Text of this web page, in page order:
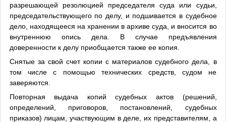
разрешающей резолюцией председателя суда или судьи,
председательствующего по делу, и подшивается в судебное
дело, находящееся на хранении в архиве суда, и вносится во
внутреннюю опись дела. В случае предъявления
доверенности к делу приобщается также ее копия.
Снятые за свой счет копии с материалов судебного дела, в
том числе с помощью технических средств, судом не
заверяются.
Повторная выдача копий судебных актов (решений,
определений, приговоров, постановлений, судебных
приказов) лицам, участвующим в деле, их представителям, а